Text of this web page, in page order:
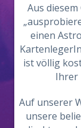
Aus
einen
ist völlig
Ihrer
Auf unserer
unsere